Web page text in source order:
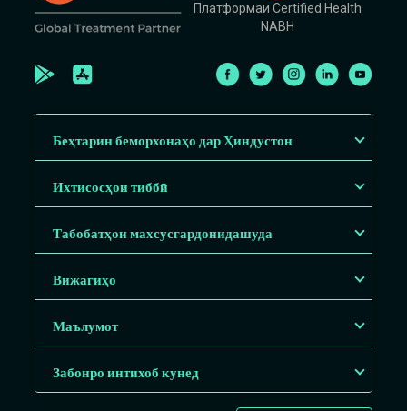
Платформаи Certified Health
NABH
Беҳтарин беморхонаҳо дар Ҳиндустон
Ихтисосҳои тиббӣ
Табобатҳои махсусгардонидашуда
Вижагиҳо
Маълумот
Забонро интихоб кунед